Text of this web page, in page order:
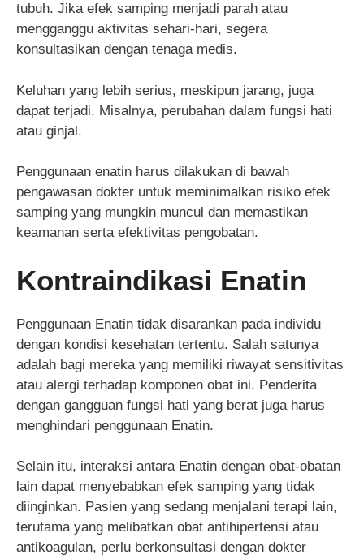
tubuh. Jika efek samping menjadi parah atau
mengganggu aktivitas sehari-hari, segera
konsultasikan dengan tenaga medis.
Keluhan yang lebih serius, meskipun jarang, juga
dapat terjadi. Misalnya, perubahan dalam fungsi hati
atau ginjal.
Penggunaan enatin harus dilakukan di bawah
pengawasan dokter untuk meminimalkan risiko efek
samping yang mungkin muncul dan memastikan
keamanan serta efektivitas pengobatan.
Kontraindikasi Enatin
Penggunaan Enatin tidak disarankan pada individu
dengan kondisi kesehatan tertentu. Salah satunya
adalah bagi mereka yang memiliki riwayat sensitivitas
atau alergi terhadap komponen obat ini. Penderita
dengan gangguan fungsi hati yang berat juga harus
menghindari penggunaan Enatin.
Selain itu, interaksi antara Enatin dengan obat-obatan
lain dapat menyebabkan efek samping yang tidak
diinginkan. Pasien yang sedang menjalani terapi lain,
terutama yang melibatkan obat antihipertensi atau
antikoagulan, perlu berkonsultasi dengan dokter